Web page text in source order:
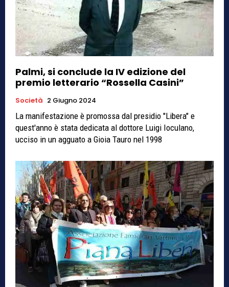
Palmi, si conclude la IV edizione del
premio letterario “Rossella Casini”
Società 2 Giugno 2024
La manifestazione è promossa dal presidio "Libera" e
quest'anno è stata dedicata al dottore Luigi Ioculano,
ucciso in un agguato a Gioia Tauro nel 1998